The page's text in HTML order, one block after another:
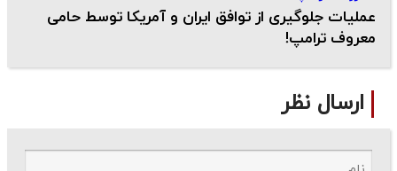
عملیات جلوگیری از توافق ایران و آمریکا توسط حامی
معروف ترامپ!
ارسال نظر